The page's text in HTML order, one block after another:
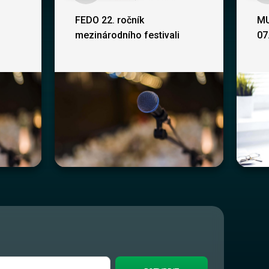
FEDO 22. ročník
mezinárodního festivali